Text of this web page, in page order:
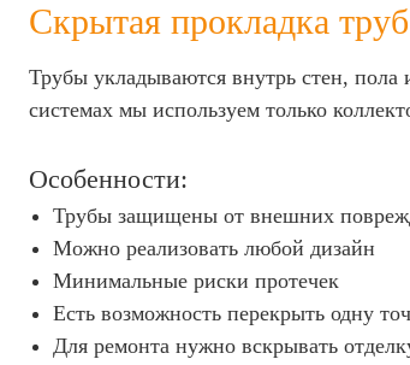
Скрытая прокладка труб
Трубы укладываются внутрь стен,
системах мы используем только
Особенности:
Трубы защищены от внешних
Можно реализовать любой дизайн
Минимальные риски протечек
Есть возможность перекрыть одну
Для ремонта нужно вскрывать